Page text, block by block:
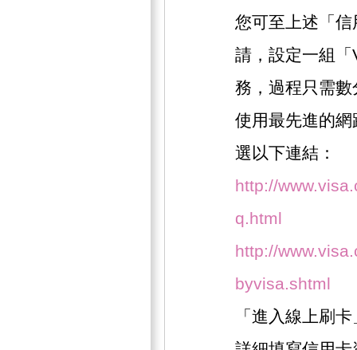
您可至上述「
請，設定一組
務，過程只需
使用最先進的
選以下連結：
http://
q.html
http://
byvisa.shtml
「進入線上刷